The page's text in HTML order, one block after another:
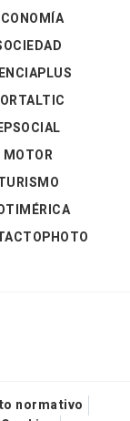
MOTOR
normativo